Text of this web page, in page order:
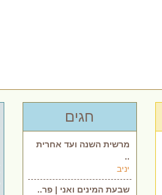
חגים
מרשית השנה ועד אחרית
..
יניב
שבעת המינים ואני | פר..